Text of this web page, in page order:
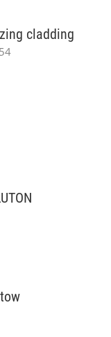
cladding